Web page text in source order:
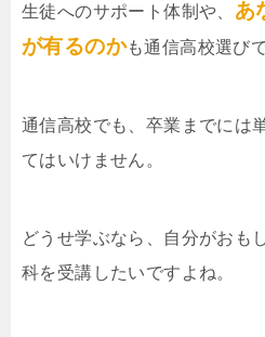
生徒へのサポート体制や、 あ
が有るのかも通信高校選び
通信高校でも、卒業までには
てはいけません。
どうせ学ぶなら、自分がおも
科を受講したいですよね。